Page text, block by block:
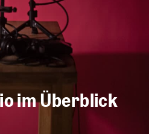
im Überblick